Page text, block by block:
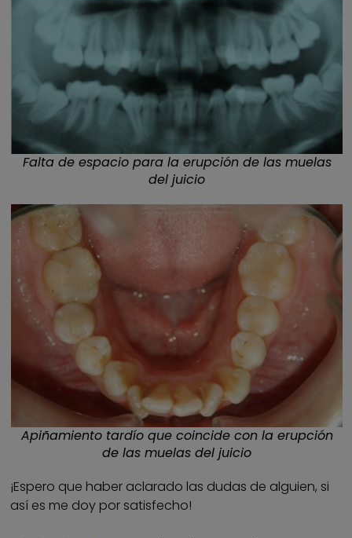
Falta de espacio para la erupción de las muelas
del juicio
Apiñamiento tardío que coincide con la erupción
de las muelas del juicio
¡Espero que haber aclarado las dudas de alguien, si
así es me doy por satisfecho!